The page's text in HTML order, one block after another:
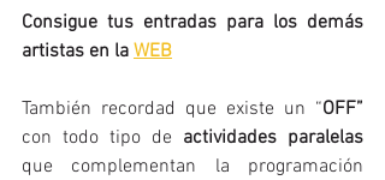
Consigue tus entradas para los demás
artistas en la WEB
También recordad que existe un “OFF”
con todo tipo de actividades paralelas
que complementan la programación